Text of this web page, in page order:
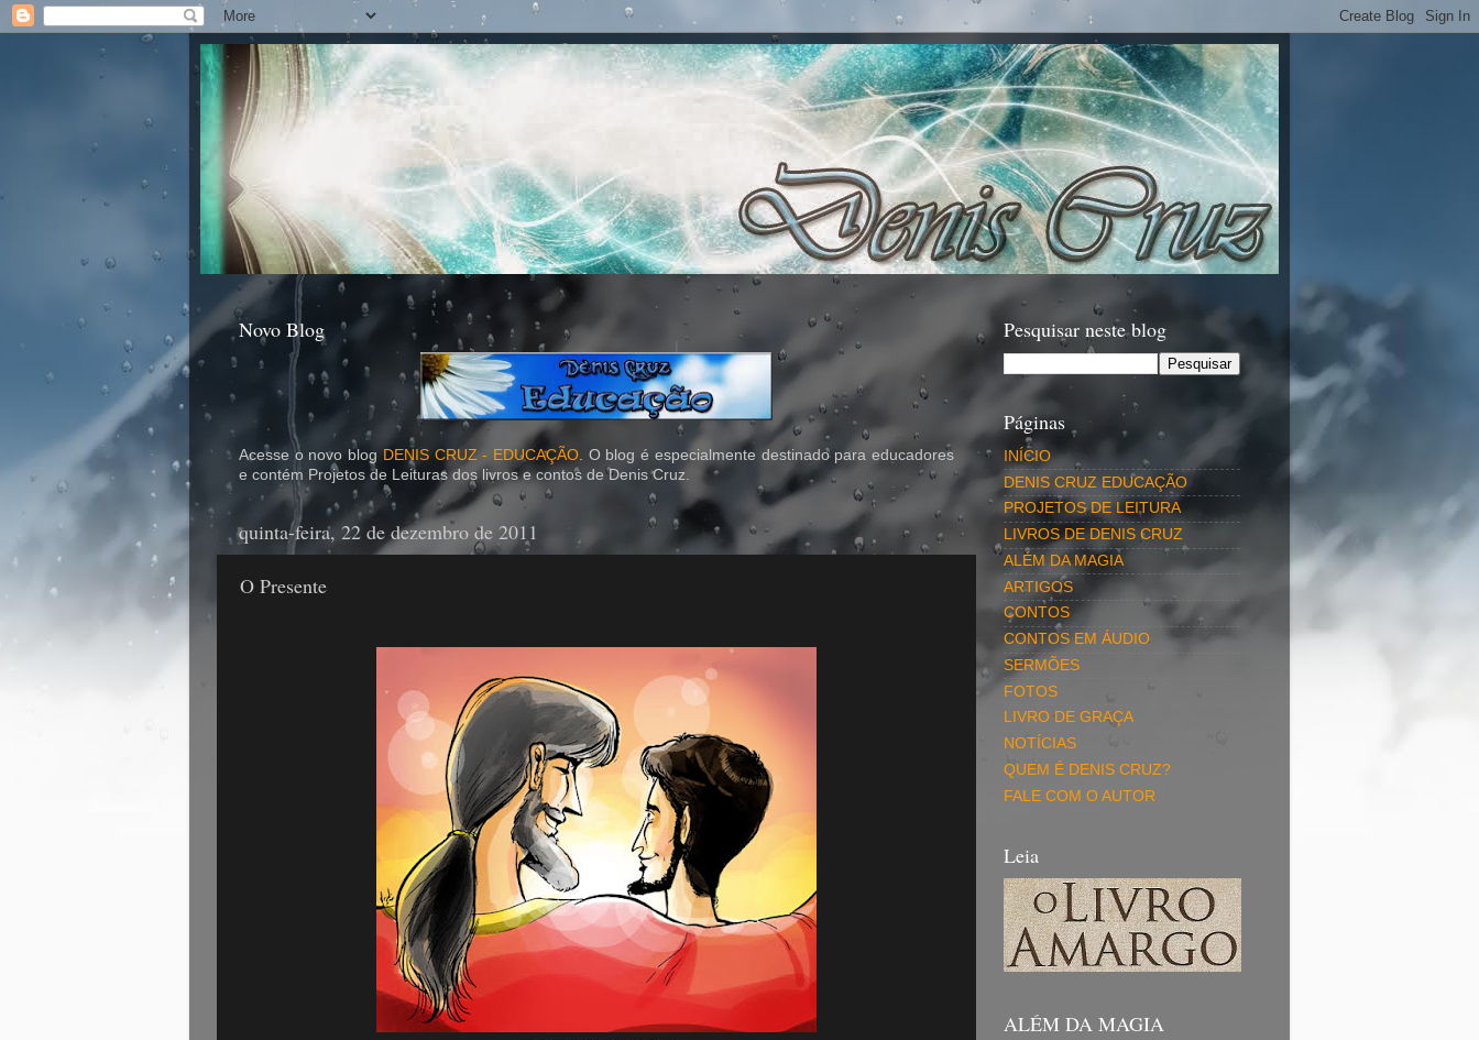
Novo Blog
Acesse o novo blog DENIS CRUZ - EDUCAÇÃO . O blog é especialmente destinado para educadores
e contém Projetos de Leituras dos livros e contos de Denis Cruz.
quinta-feira, 22 de dezembro de 2011
O Presente
Pesquisar neste blog
Páginas
INÍCIO
DENIS CRUZ EDUCAÇÃO
PROJETOS DE LEITURA
LIVROS DE DENIS CRUZ
ALÉM DA MAGIA
ARTIGOS
CONTOS
CONTOS EM ÁUDIO
SERMÕES
FOTOS
LIVRO DE GRAÇA
NOTÍCIAS
QUEM É DENIS CRUZ?
FALE COM O AUTOR
Leia
ALÉM DA MAGIA